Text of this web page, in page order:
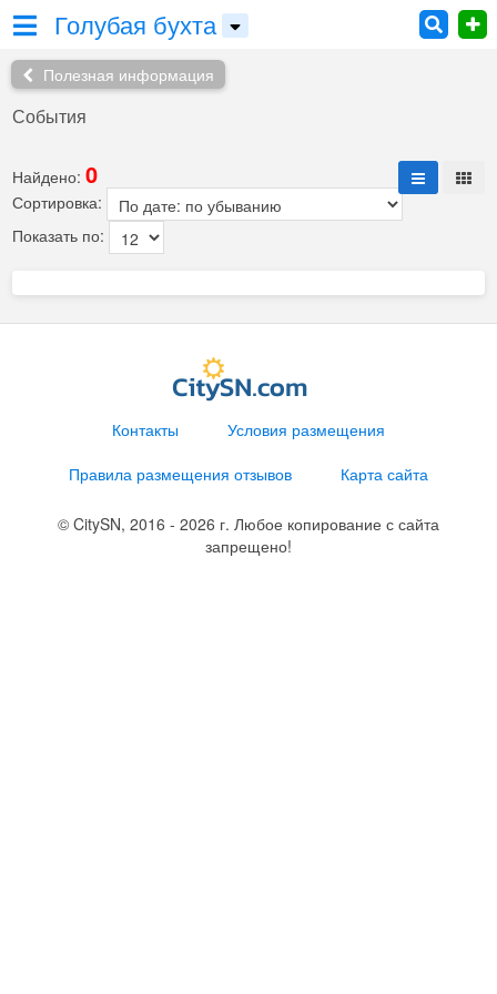
Голубая бухта
Полезная информация
События
Найдено: 0
Сортировка:
Показать по:
Контакты
Условия размещения
Правила размещения отзывов
Карта сайта
© CitySN, 2016 - 2026 г. Любое копирование с сайта
запрещено!